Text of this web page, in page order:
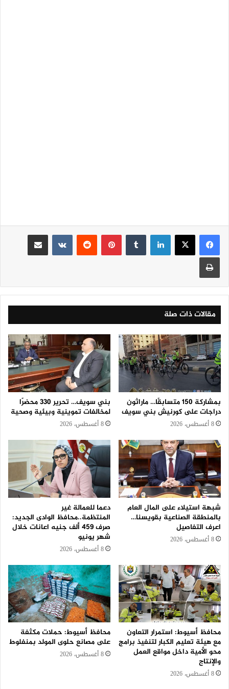
لينكدإن بينتيريست
مقالات ذات صلة
بمشاركة 150 متسابقًا… ماراثون
دراجات على كورنيش بني سويف
8 أغسطس، 2026
بني سويف… تحرير 330 محضرًا
لمخالفات تموينية وبيئية وصحية
8 أغسطس، 2026
شبهة استيلاء على المال العام
بالمنطقة الصناعية بقويسنا…
اعرف التفاصيل
8 أغسطس، 2026
دعما للعمالة غير
المنتظمة..محافظ الوادى الجديد:
صرف 459 ألف جنيه اعانات خلال
شهر يونيو
8 أغسطس، 2026
محافظ أسيوط: استمرار التعاون
مع هيئة تعليم الكبار لتنفيذ برامج
محو الأمية داخل مواقع العمل
والإنتاج
8 أغسطس، 2026
محافظ أسيوط: حملات مكثفة
على مصانع حلوى المولد بمنفلوط
8 أغسطس، 2026